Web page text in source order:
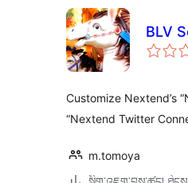
BLV
Customize Nextend’s
“Nextend Twitter
m.tomoya